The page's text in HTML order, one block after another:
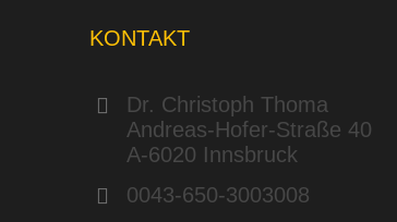
KONTAKT
Dr. Christoph Thoma
Andreas-Hofer-Straße 40
A-6020 Innsbruck
0043-650-3003008